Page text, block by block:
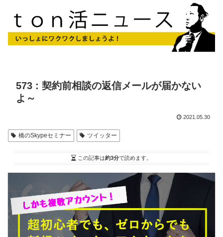
573 : 契約前相談の返信メールが届かない
よ～
2021.05.30
橋のSkypeセミナー ツイッター
この記事は約3分で読めます。